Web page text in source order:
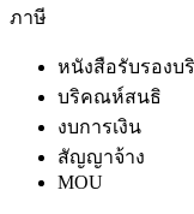
ภาษี
หนังสือรับรองบ
บริคณห์สนธิ
งบการเงิน
สัญญาจ้าง
MOU